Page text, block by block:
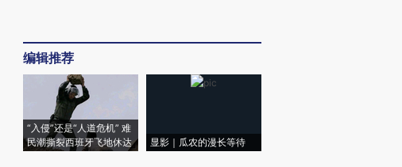
编辑推荐
“入侵”还是“人道危机” 难
民潮撕裂西班牙飞地休达
显影｜瓜农的漫长等待